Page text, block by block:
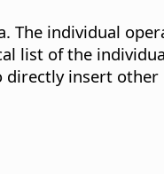
The individual
list of the
insert